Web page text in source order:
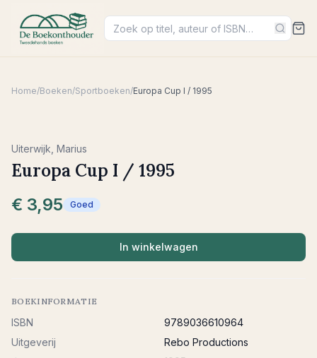
Home/Boeken/Sportboeken/Europa Cup I / 1995
Uiterwijk, Marius
Europa Cup I / 1995
€ 3,95 Goed
In winkelwagen
BOEKINFORMATIE
ISBN
9789036610964
Uitgeverij
Rebo Productions